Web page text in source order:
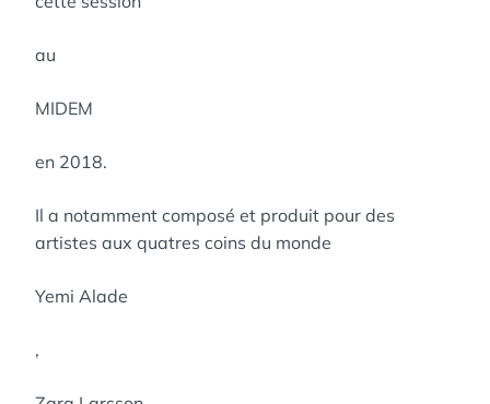
au
MIDEM
en 2018.
Il a notamment composé et produit pour des
artistes aux quatres coins du monde
Yemi Alade
,